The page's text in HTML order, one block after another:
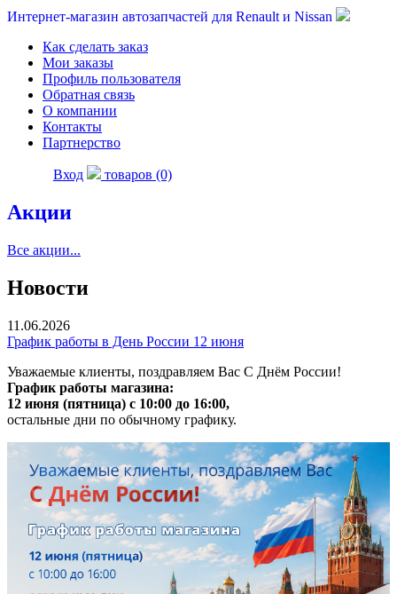
Интернет-магазин автозапчастей для Renault и Nissan
Как сделать заказ
Мои заказы
Профиль пользователя
Обратная связь
О компании
Контакты
Партнерство
Вход товаров (0)
Акции
Все акции...
Новости
11.06.2026
График работы в День России 12 июня
Уважаемые клиенты, поздравляем Вас С Днём России!
График работы магазина:
12 июня (пятница) с 10:00 до 16:00,
остальные дни по обычному графику.